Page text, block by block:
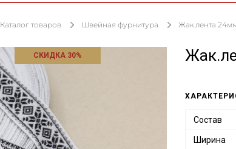
Каталог товаров Швейная фурнитура Жак.лента
СКИДКА 30%
Состав
Ширина